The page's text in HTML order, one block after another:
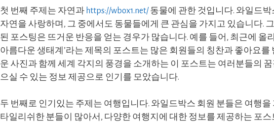
첫 번째 주제는 자연과 https://wbox1.net/ 동물에 관한 것입니다. 와일드
자연을 사랑하며, 그 중에서도 동물들에게 큰 관심을 가지고 있습니다.
된 포스팅은 뜨거운 반응을 얻는 경우가 많습니다. 예를 들어, 최근에 올
아름다운 생태계’라는 제목의 포스트는 많은 회원들의 칭찬과 좋아요를
운 사진과 함께 세계 각지의 풍경을 소개하는 이 포스트는 여러분들의
으실 수 있는 정보 제공으로 인기를 모았습니다.
두 번째로 인기있는 주제는 여행입니다. 와일드박스 회원 분들은 여행을
타일리쉬한 분들이 많아서, 다양한 여행지에 대한 정보를 제공하는 포